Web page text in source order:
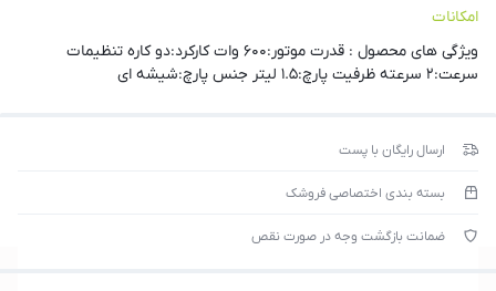
امکانات
ویژگی های محصول : قدرت موتور:۶۰۰ وات کارکرد:دو کاره تنظیمات
سرعت:۲ سرعته ظرفیت پارچ:۱.۵ لیتر جنس پارچ:شیشه ای
ارسال رایگان با پست
بسته بندی اختصاصی فروشک
ضمانت بازگشت وجه در صورت نقص